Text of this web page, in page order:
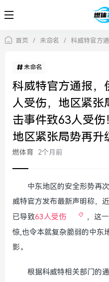
首页 / 未命名 / 科威特官方通报，伊朗袭击事件已致
未命名
科威特官方通报，
人受伤，地区紧张
击事件致63人受伤
地区紧张局势再升
燃体育 2个月前
中东地区的安全形势再
威特官方发布最新声明称，
已导致63人受伤
，这
惊,也令本就复杂脆弱的中东
影。
根据科威特相关部门的